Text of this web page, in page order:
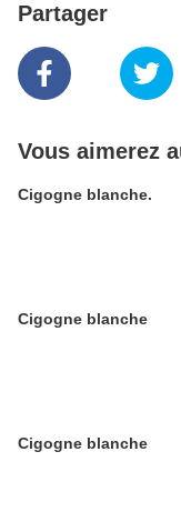
Partager
Vous aimerez
Cigogne blanche.
Cigogne blanche
Cigogne blanche